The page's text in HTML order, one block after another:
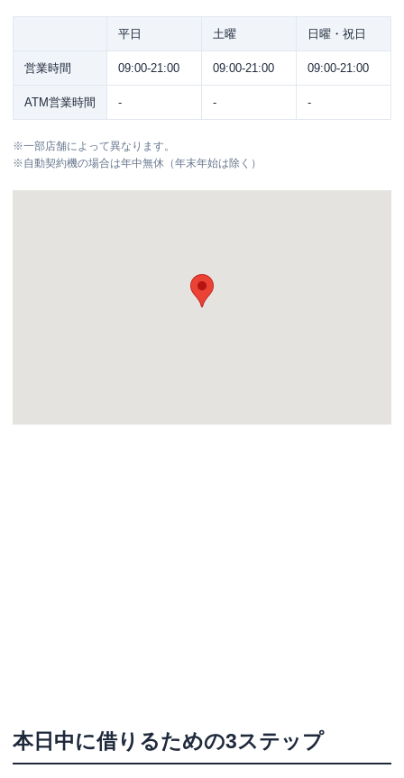
平日 土曜 日曜・祝日
営業時間 09:00-21:00 09:00-21:00 09:00-21:00
ATM営業時間 - - -
※一部店舗によって異なります。
※自動契約機の場合は年中無休（年末年始は除く）
本日中に借りるための3ステップ